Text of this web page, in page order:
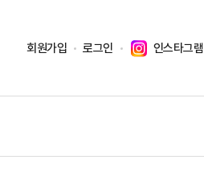
회원가입 로그인 인스타그램